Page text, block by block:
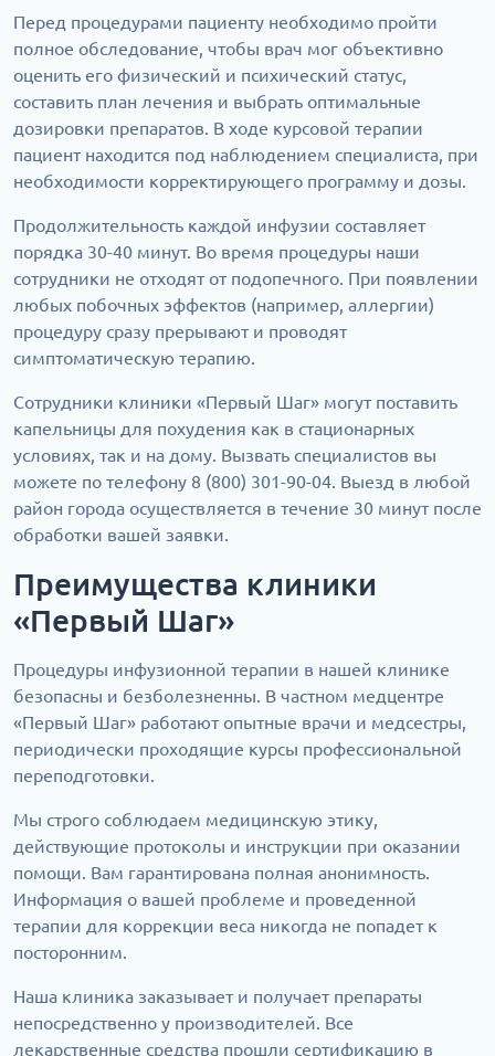
Перед процедурами пациенту необходимо пройти
полное обследование, чтобы врач мог объективно
оценить его физический и психический статус,
составить план лечения и выбрать оптимальные
дозировки препаратов. В ходе курсовой терапии
пациент находится под наблюдением специалиста, при
необходимости корректирующего программу и дозы.
Продолжительность каждой инфузии составляет
порядка 30-40 минут. Во время процедуры наши
сотрудники не отходят от подопечного. При появлении
любых побочных эффектов (например, аллергии)
процедуру сразу прерывают и проводят
симптоматическую терапию.
Сотрудники клиники «Первый Шаг» могут поставить
капельницы для похудения как в стационарных
условиях, так и на дому. Вызвать специалистов вы
можете по телефону 8 (800) 301-90-04. Выезд в любой
район города осуществляется в течение 30 минут после
обработки вашей заявки.
Преимущества клиники
«Первый Шаг»
Процедуры инфузионной терапии в нашей клинике
безопасны и безболезненны. В частном медцентре
«Первый Шаг» работают опытные врачи и медсестры,
периодически проходящие курсы профессиональной
переподготовки.
Мы строго соблюдаем медицинскую этику,
действующие протоколы и инструкции при оказании
помощи. Вам гарантирована полная анонимность.
Информация о вашей проблеме и проведенной
терапии для коррекции веса никогда не попадет к
посторонним.
Наша клиника заказывает и получает препараты
непосредственно у производителей. Все
лекарственные средства прошли сертификацию в